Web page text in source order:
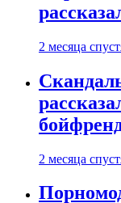
2 месяца
2 месяца